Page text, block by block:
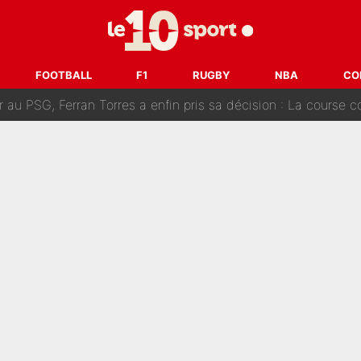
FOOTBALL F1 RUGBY NBA
Rodri va trahir le Real Madrid : Le Ballon d'Or a choisi de
la logique derrière la concordance des temps
au PSG, Ferran Torres a enfin pris sa décision : La course